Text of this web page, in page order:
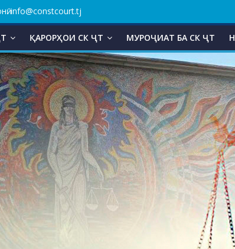
info@constcourt.tj
ҚАРОРҲОИ СК ҶТ МУРОҶИАТ БА СК ҶТ